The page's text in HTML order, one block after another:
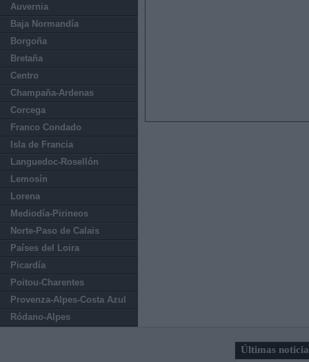
Auvernia
Baja Normandía
Borgoña
Bretaña
Centro
Champaña-Ardenas
Corcega
Franco Condado
Isla de Francia
Languedoc-Rosellón
Lemosín
Lorena
Mediodía-Pirineos
Norte-Paso de Calais
Países del Loira
Picardía
Poitou-Charentes
Provenza-Alpes-Costa Azul
Ródano-Alpes
Últimas